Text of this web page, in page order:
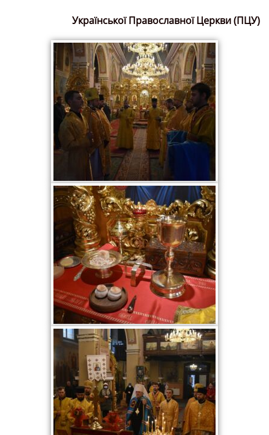
Української Православної Церкви (ПЦУ)